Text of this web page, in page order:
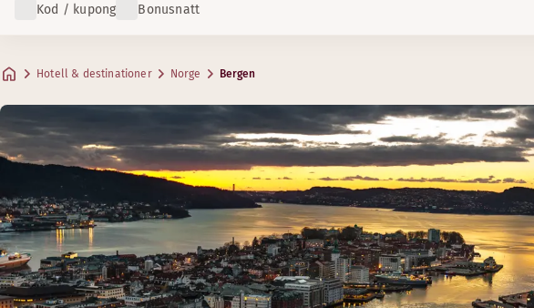
Kod / kupong Bonusnatt
Hotell & destinationer Norge Bergen